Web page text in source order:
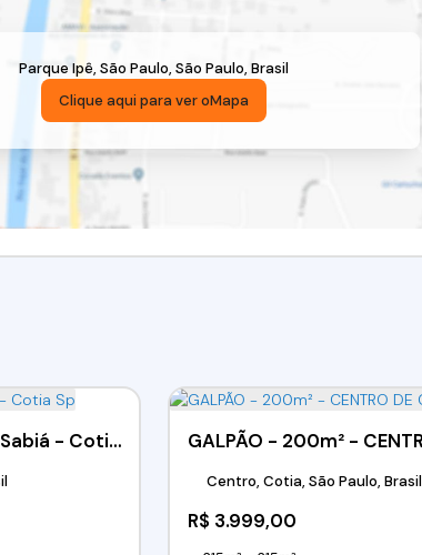
Parque Ipê, São Paulo, São Paulo, Brasil
Clique aqui para ver oMapa
Galpão com 250 M² - Jardim Sabiá - Cotia Sp
R$ 3.999,00
Centro, Cotia, São Paulo, Brasil